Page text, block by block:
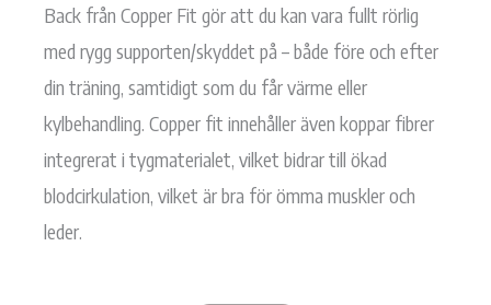
Back från Copper Fit gör att du kan vara fullt rörlig
med rygg supporten/skyddet på – både före och efter
din träning, samtidigt som du får värme eller
kylbehandling. Copper fit innehåller även koppar fibrer
integrerat i tygmaterialet, vilket bidrar till ökad
blodcirkulation, vilket är bra för ömma muskler och
leder.